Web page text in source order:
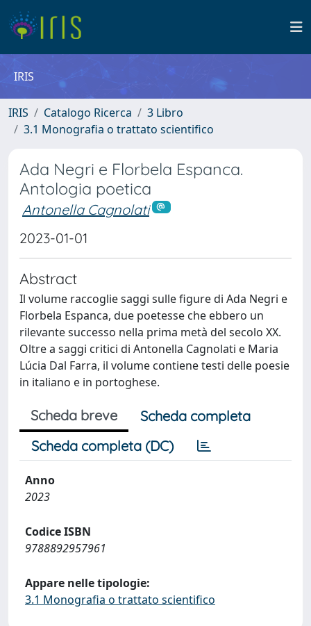
IRIS
IRIS Catalogo Ricerca
3 Libro
3.1 Monografia o trattato scientifico
Ada Negri e Florbela Espanca.
Antologia poetica
Antonella Cagnolati
2023-01-01
Abstract
Il volume raccoglie saggi sulle figure di Ada Negri e
Florbela Espanca, due poetesse che ebbero un
rilevante successo nella prima metà del secolo XX.
Oltre a saggi critici di Antonella Cagnolati e Maria
Lúcia Dal Farra, il volume contiene testi delle poesie
in italiano e in portoghese.
Scheda breve
Scheda completa
Scheda completa (DC)
Anno
2023
Codice ISBN
9788892957961
Appare nelle tipologie:
3.1 Monografia o trattato scientifico